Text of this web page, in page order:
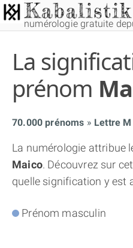
numérologie gratuite
La
prénom
70.000 prénoms Lettre M
La numérologie attribue
Maico. Découvrez sur
quelle signification y est
Prénom masculin
THÈME
THÈME